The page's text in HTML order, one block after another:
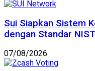
Sui Siapkan Sistem
dengan Standar NIST
07/08/2026